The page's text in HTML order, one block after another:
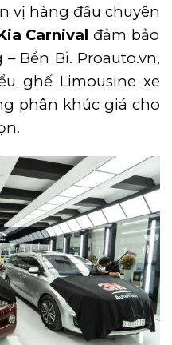
vị hàng đầu chuyên
Carnival đảm bảo
Bền Bỉ. Proauto.vn,
ghế Limousine xe
phân khúc giá cho